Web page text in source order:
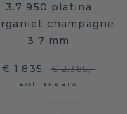
3.7 950 platina
champagne
3.7 mm
€ 1.835,-€ 2.385,-
Excl. Tax & BTW